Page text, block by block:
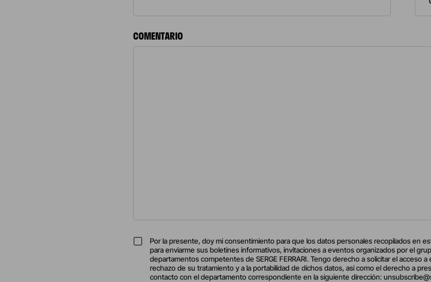
COMENTARIO
Por la presente, doy mi consentimiento para que los datos personales recopilados en
para enviarme sus boletines informativos, invitaciones a eventos organizados por el
departamentos competentes de SERGE FERRARI. Tengo derecho a solicitar el acceso
rechazo de su tratamiento y a la portabilidad de dichos datos, así como el derecho a
contacto con el departamento correspondiente en la siguiente dirección: